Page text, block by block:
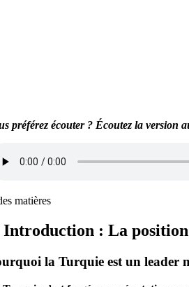
préférez écouter ? Écoutez la version
matières
Introduction : La
la Turquie est un leader